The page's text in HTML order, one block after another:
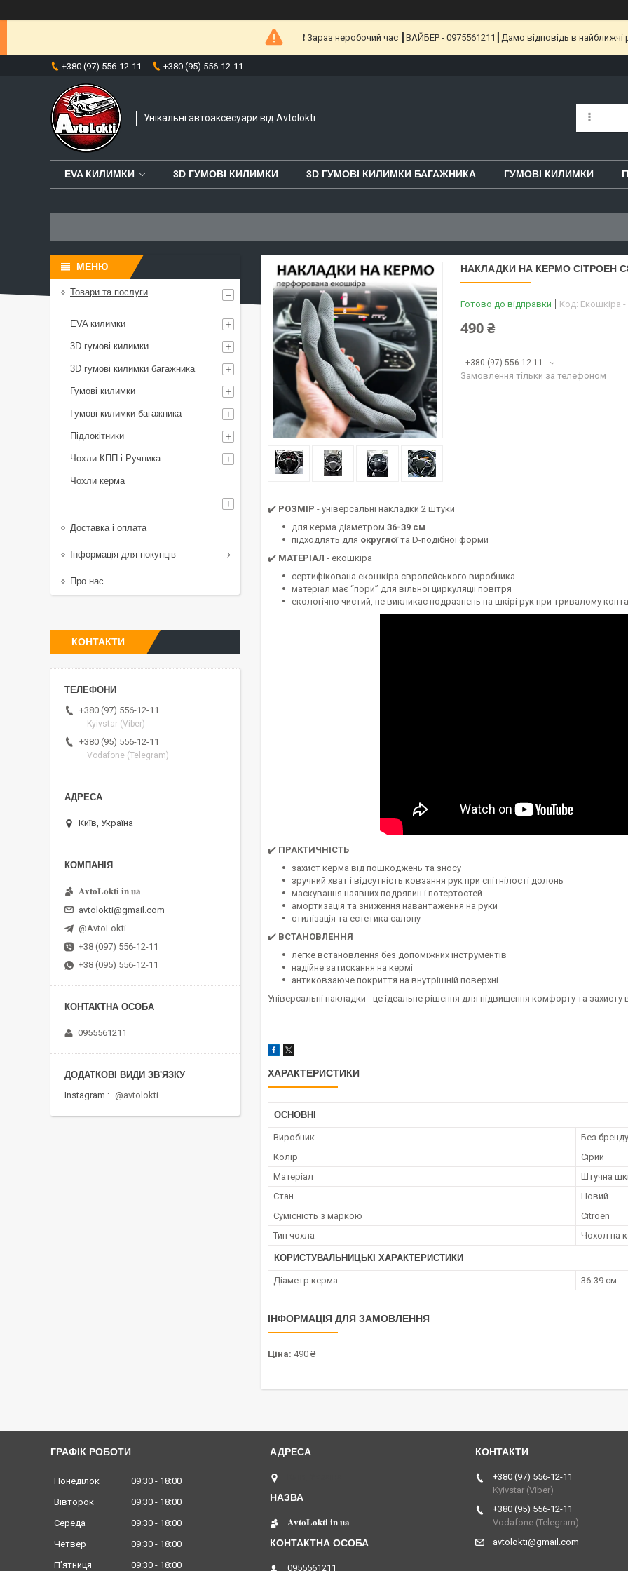
❗️ Зараз неробочий час ┃ВАЙБЕР - 0975561211┃Дамо відповідь в найближчі
+380 (97) 556-12-11 +380 (95) 556-12-11
Унікальні автоаксесуари від Avtolokti
EVA КИЛИМКИ 3D ГУМОВІ КИЛИМКИ 3D ГУМОВІ КИЛИМКИ БАГАЖНИКА ГУМОВІ КИЛИМКИ
НАКЛАДКИ НА КЕРМО СІТРОЕН
Готово до відправки Код: Екошкіра -
490 ₴
+380 (97) 556-12-11
Замовлення тільки за телефоном
✔️ РОЗМІР - універсальні накладки 2 штуки
для керма діаметром 36-39 см
підходлять для округлоїта D-подібної форми
✔️ МАТЕРІАЛ - екошкіра
сертифікована екошкіра європейського виробника
матеріал має “пори” для вільної циркуляції повітря
екологічно чистий, не викликає подразнень на шкірі рук при тривалому
✔️ ПРАКТИЧНІСТЬ
захист керма від пошкоджень та зносу
зручний хват і відсутність ковзання рук при спітнілості долонь
маскування наявних подряпин і потертостей
амортизація та зниження навантаження на руки
стилізація та естетика салону
✔️ ВСТАНОВЛЕННЯ
легке встановлення без допоміжних інструментів
надійне затискання на кермі
антиковзаюче покриття на внутрішній поверхні
Універсальні накладки - це ідеальне рішення для підвищення комфорту та
ХАРАКТЕРИСТИКИ
ОСНОВНІ
Виробник
Без бренду
Колір
Сірий
Матеріал
Штучна
Стан
Новий
Сумісність з маркою
Citroen
Тип чохла
Чохол на
КОРИСТУВАЛЬНИЦЬКІ ХАРАКТЕРИСТИКИ
Діаметр керма 36-39 см
ІНФОРМАЦІЯ ДЛЯ ЗАМОВЛЕННЯ
Ціна: 490 ₴
Товари та послуги
EVA килимки
3D гумові килимки
3D гумові килимки багажника
Гумові килимки
Гумові килимки багажника
Підлокітники
Чохли КПП і Ручника
Чохли керма
.
Доставка і оплата
Інформація для покупців
Про нас
КОНТАКТИ
+380 (97) 556-12-11
Kyivstar (Viber)
+380 (95) 556-12-11
Vodafone (Telegram)
Київ, Україна
𝐀𝐯𝐭𝐨𝐋𝐨𝐤𝐭𝐢.𝐢𝐧.𝐮𝐚
avtolokti@gmail.com
@AvtoLokti
+38 (097) 556-12-11
+38 (095) 556-12-11
0955561211
Instagram @avtolokti
ГРАФІК РОБОТИ
Понеділок 09:30
18:00
Вівторок
09:30
18:00
Середа
09:30
18:00
Четвер
09:30
18:00
Пʼятниця
09:30 18:00
𝐀𝐯𝐭𝐨𝐋𝐨𝐤𝐭𝐢.𝐢𝐧.𝐮𝐚
0955561211
+380 (97) 556-12-11
Kyivstar (Viber)
+380 (95) 556-12-11
Vodafone (Telegram)
avtolokti@gmail.com